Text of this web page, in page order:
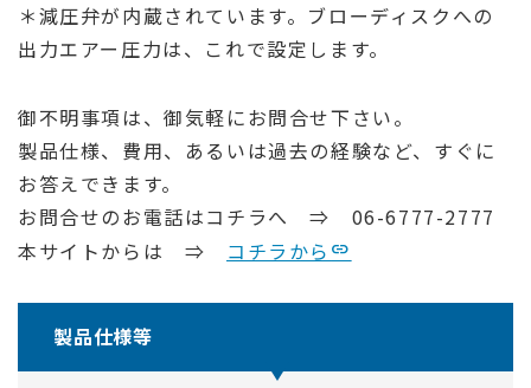
＊減圧弁が内蔵されています。ブローディスクへの
出力エアー圧力は、これで設定します。
御不明事項は、御気軽にお問合せ下さい。
製品仕様、費用、あるいは過去の経験など、すぐに
お答えできます。
お問合せのお電話はコチラへ ⇒ 06-6777-2777
本サイトからは ⇒ コチラから
製品仕様等